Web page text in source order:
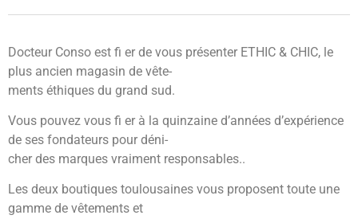
Docteur Conso est fi er de vous présenter ETHIC & CHIC, le
plus ancien magasin de vête-
ments éthiques du grand sud.
Vous pouvez vous fi er à la quinzaine d’années d’expérience
de ses fondateurs pour déni-
cher des marques vraiment responsables..
Les deux boutiques toulousaines vous proposent toute une
gamme de vêtements et